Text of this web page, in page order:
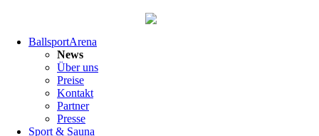
überspringenBallsportArena
News
Über uns
Preise
Kontakt
Partner
Presse
Sport & Sauna